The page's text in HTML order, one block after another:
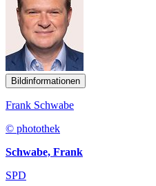
Bildinformationen
Frank Schwabe
© photothek
Schwabe, Frank
SPD